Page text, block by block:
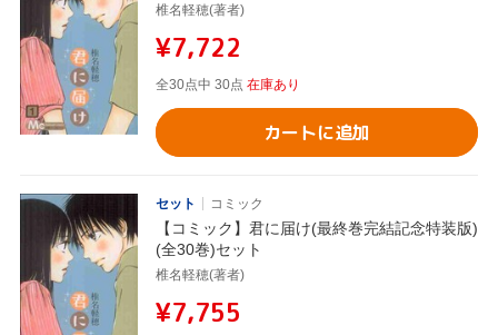
椎名軽穂(著者)
¥7,722
全30点中 30点 在庫あり
カートに追加
セット コミック
【コミック】君に届け(最終巻完結記念特装版)
(全30巻)セット
椎名軽穂(著者)
¥7,755